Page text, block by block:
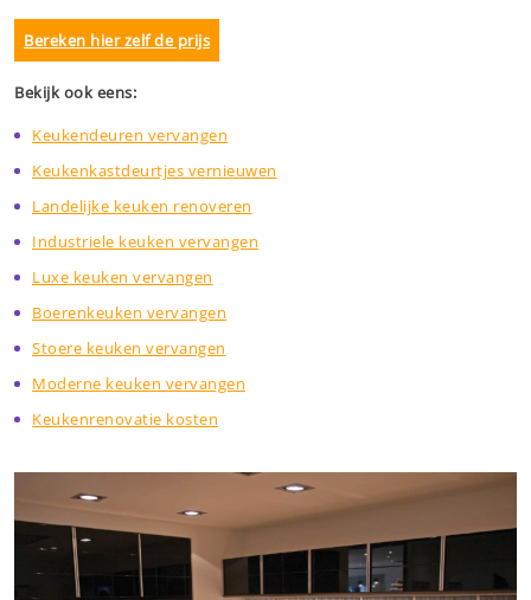
Bereken hier zelf de prijs
Bekijk ook eens:
Keukendeuren vervangen
Keukenkastdeurtjes vernieuwen
Landelijke keuken renoveren
Industriele keuken vervangen
Luxe keuken vervangen
Boerenkeuken vervangen
Stoere keuken vervangen
Moderne keuken vervangen
Keukenrenovatie kosten